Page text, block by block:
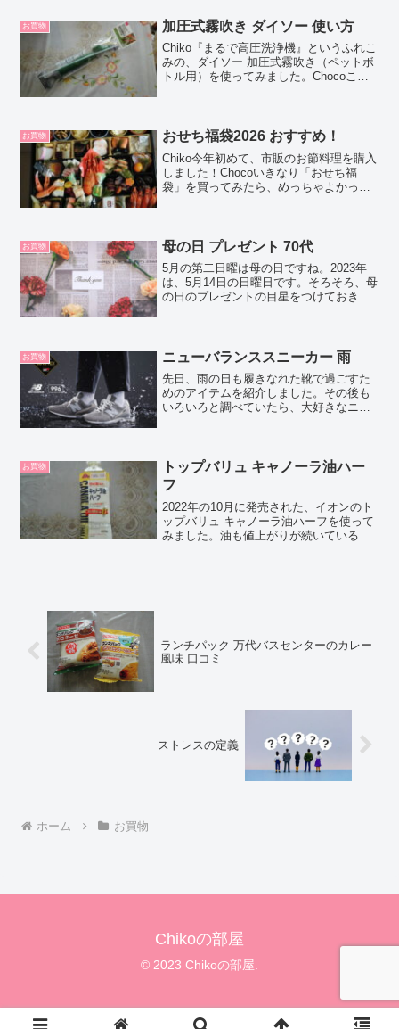
↓ 除湿シートを敷い...
お買物 加圧式霧吹き ダイソー 使い方
Chiko『まるで高圧洗浄機』というふれこ
みの、ダイソー 加圧式霧吹き（ペットボ
トル用）を使ってみました。Chocoこの
ならやっぱ...
お買物 おせち福袋2026 おすすめ！
Chiko今年初めて、市販のお節料理を購入
しました！Chocoいきなり「おせち福
袋」を買ってみたら、めっちゃよかった
やかまぼこなどは買...
お買物 母の日 プレゼント 70代
5月の第二日曜は母の日ですね。2023年
は、5月14日の日曜日です。そろそろ、母
の日のプレゼントの目星をつけておきた
くに他界したの...
お買物 ニューバランススニーカー 雨
先日、雨の日も履きなれた靴で過ごすた
めのアイテムを紹介しました。その後も
いろいろと調べていたら、大好きなニュ
つ「996」のGORE-TEX®搭載モデルを紹
介します。
お買物
トップバリュ キャノーラ油ハー
フ
2022年の10月に発売された、イオンのト
ップバリュ キャノーラ油ハーフを使って
みました。油も値上がりが続いている
ランチパック 万代バスセンターのカレー
風味 口コミ
ストレスの定義
ホーム お買物
Chikoの部屋
© 2023 Chikoの部屋.